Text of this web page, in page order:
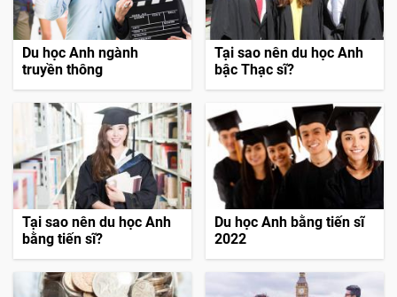
Du học Anh ngành
truyền thông
Tại sao nên du học Anh
bậc Thạc sĩ?
Tại sao nên du học Anh
bằng tiến sĩ?
Du học Anh bằng tiến sĩ
2022